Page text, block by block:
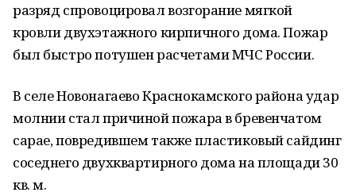
разряд спровоцировал возгорание мягкой
кровли двухэтажного кирпичного дома. Пожар
был быстро потушен расчетами МЧС России.
В селе Новонагаево Краснокамского района удар
молнии стал причиной пожара в бревенчатом
сарае, повредившем также пластиковый сайдинг
соседнего двухквартирного дома на площади 30
кв. м.